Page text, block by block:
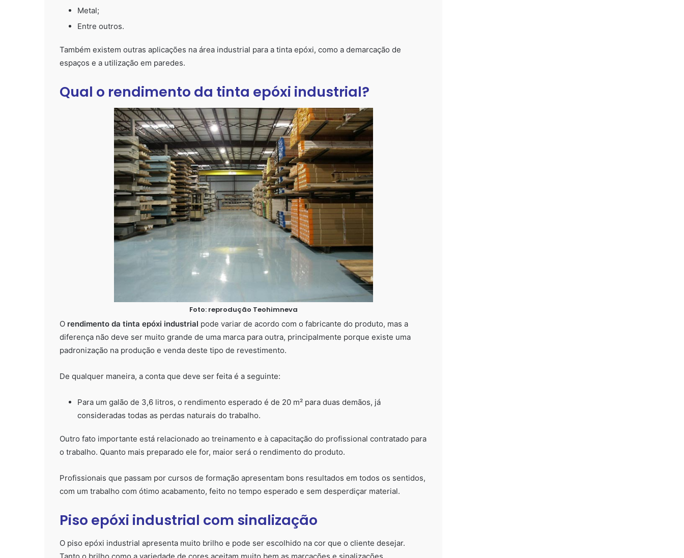
Metal;
Entre outros.
Também existem outras aplicações na área industrial para a tinta epóxi, como a demarcação de
espaços e a utilização em paredes.
Qual o rendimento da tinta epóxi industrial?
Foto: reprodução Teohimneva
O rendimento da tinta epóxi industrial pode variar de acordo com o fabricante do produto, mas a
diferença não deve ser muito grande de uma marca para outra, principalmente porque existe uma
padronização na produção e venda deste tipo de revestimento.
De qualquer maneira, a conta que deve ser feita é a seguinte:
Para um galão de 3,6 litros, o rendimento esperado é de 20 m² para duas demãos, já
consideradas todas as perdas naturais do trabalho.
Outro fato importante está relacionado ao treinamento e à capacitação do profissional contratado para
o trabalho. Quanto mais preparado ele for, maior será o rendimento do produto.
Profissionais que passam por cursos de formação apresentam bons resultados em todos os sentidos,
com um trabalho com ótimo acabamento, feito no tempo esperado e sem desperdiçar material.
Piso epóxi industrial com sinalização
O piso epóxi industrial apresenta muito brilho e pode ser escolhido na cor que o cliente desejar.
Tanto o brilho como a variedade de cores aceitam muito bem as marcações e sinalizações